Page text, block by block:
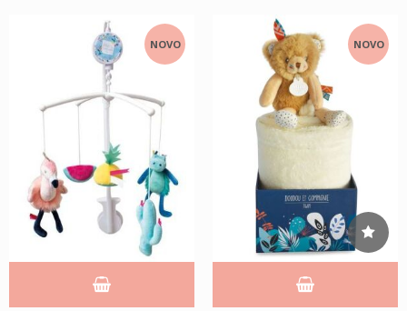
NOVO NOVO